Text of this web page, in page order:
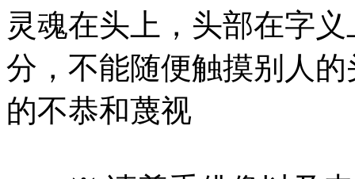
灵魂在头上，头部在字
分，不能随便触摸别人
的不恭和蔑视